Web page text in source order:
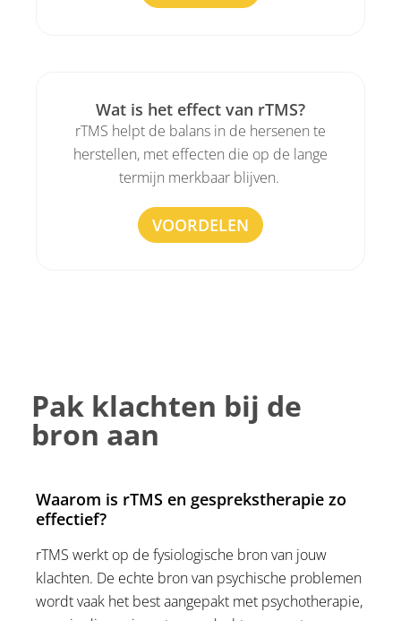
Wat is het effect van rTMS?
rTMS helpt de balans in de hersenen te
herstellen, met effecten die op de lange
termijn merkbaar blijven.
VOORDELEN
Pak klachten bij de
bron aan
Waarom is rTMS en gesprekstherapie zo
effectief?
rTMS werkt op de fysiologische bron van jouw
klachten. De echte bron van psychische problemen
wordt vaak het best aangepakt met psychotherapie,